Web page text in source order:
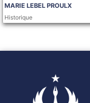
MARIE LEBEL PROULX
Historique